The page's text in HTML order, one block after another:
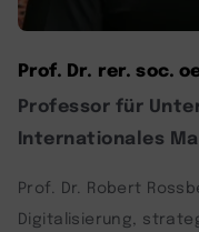
Prof. Dr. rer. soc.
Professor für
Internationales
Prof. Dr. Robert
Digitalisierung,